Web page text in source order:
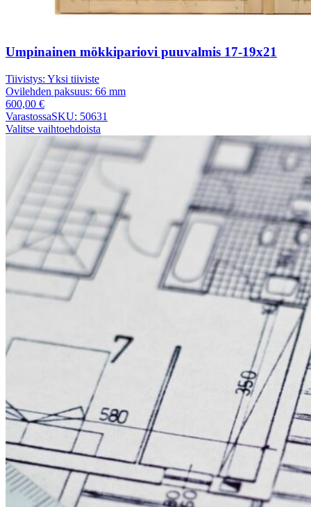
Umpinainen mökkipariovi puuvalmis 17-19x21
Tiivistys: Yksi tiiviste
Ovilehden paksuus: 66 mm
600,00 €
VarastossaSKU: 50631
Valitse vaihtoehdoista